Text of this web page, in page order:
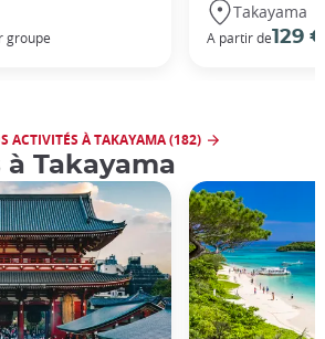
groupe
Takayama
A partir de129 €
ACTIVITÉS À TAKAYAMA (182)
à Takayama